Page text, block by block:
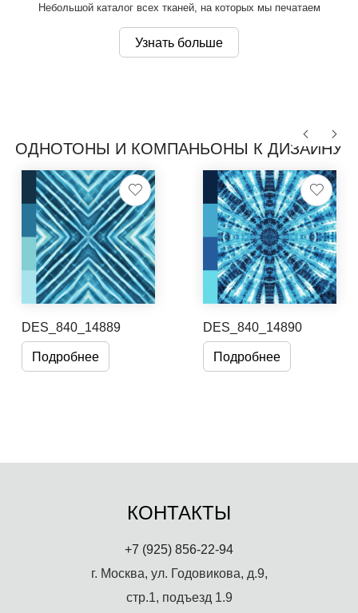
Небольшой каталог всех тканей, на которых мы печатаем
Узнать больше
ОДНОТОНЫ И КОМПАНЬОНЫ К ДИЗАЙНУ
DES_840_14889
Подробнее
DES_840_14890
Подробнее
КОНТАКТЫ
+7 (925) 856-22-94
г. Москва, ул. Годовикова, д.9,
стр.1, подъезд 1.9